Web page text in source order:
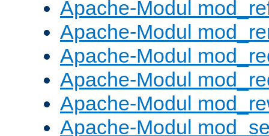
Apache-Modul
Apache-Modul
Apache-Modul
Apache-Modul
Apache-Modul
Apache-Modul